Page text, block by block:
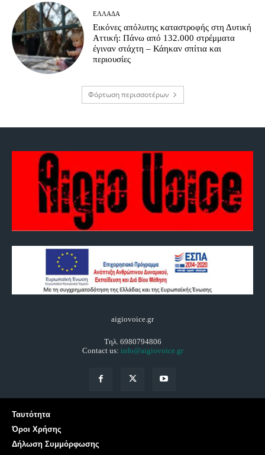
ΕΛΛΆΔΑ
Εικόνες απόλυτης καταστροφής στη Δυτική
Αττική: Πάνω από 132.000 στρέμματα
έγιναν στάχτη – Κάηκαν σπίτια και
περιουσίες
Φόρτωση περισσοτέρων
aigiovoice.gr
Τηλ. 6980794806
Contact us: info@aigiovoice.gr
Ταυτότητα
Όροι Χρήσης
Δήλωση Συμμόρφωσης